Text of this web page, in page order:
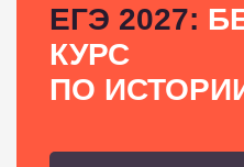
ЕГЭ 2027:
КУРС
ПО